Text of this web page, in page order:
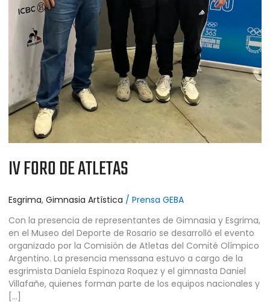
IV FORO DE ATLETAS
Esgrima, Gimnasia Artística / Prensa GEBA
Con la presencia de representantes de Gimnasia y Esgrima,
en el Museo del Deporte de Rosario se desarrolló el evento
organizado por la Comisión de Atletas del Comité Olímpico
Argentino. La presencia menssana estuvo a cargo de la
esgrimista Daniela Espinoza Roquez y el gimnasta Daniel
Villafañe, quienes forman parte de los equipos nacionales y
[…]